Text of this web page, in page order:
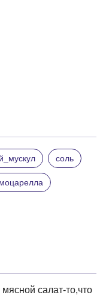
соль
салат-то,что